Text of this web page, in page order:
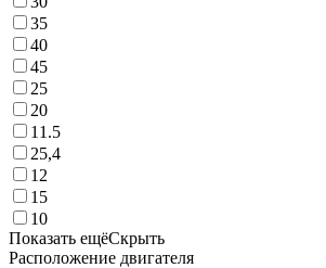
35
40
45
25
20
11.5
25,4
12
15
10
Показать ещёСкрыть
Расположение двигателя